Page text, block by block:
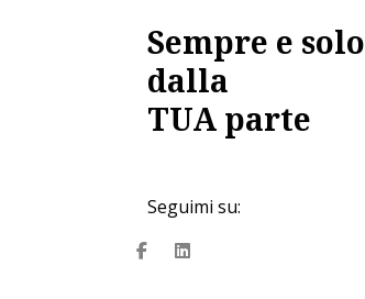
Sempre e solo
dalla
TUA parte
Seguimi su:
fa
fab